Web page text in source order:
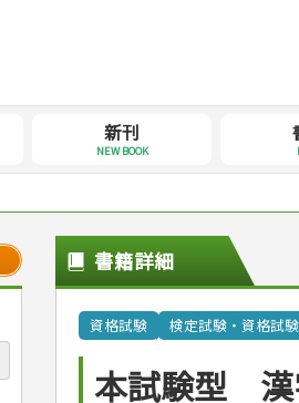
新刊
NEW BOOK
書籍詳細
資格試験 検定試験・資格試験
本試験型 漢